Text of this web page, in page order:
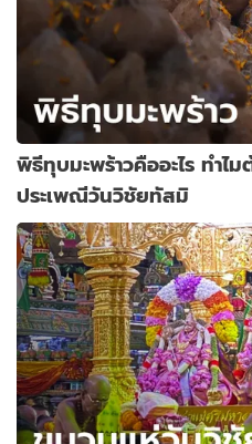
พิธีทุบมะพร้าวคืออะไร ทำไ
ประเพณีวันวิชัยทัสมิ